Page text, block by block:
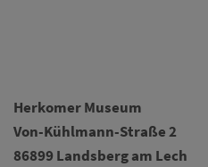
Herkomer Museum
Von-Kühlmann-Straße 2
86899 Landsberg am Lech